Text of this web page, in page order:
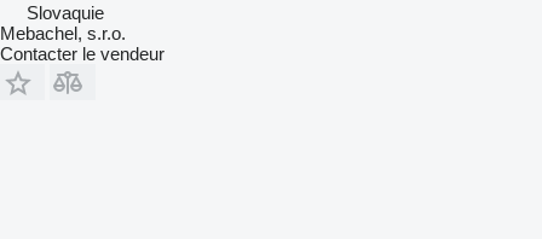
Slovaquie
Mebachel, s.r.o.
Contacter le vendeur